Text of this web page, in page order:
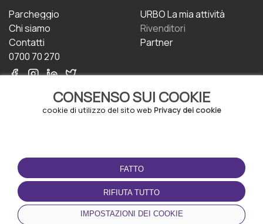
CONSENSO SUI COOKIE
cookie di utilizzo del sito web Privacy dei cookie
FATTO
RIFIUTA TUTTO
IMPOSTAZIONI DEI COOKIE
Parcheggio
Chi siamo
Contatti
0700 70 270
URBO La mia attività
Rivenditori
Partner
CONDIZIONI D'USO
Termini e Condizioni
Politica sulla riservatezza
Gestione dei Cookie
SCARICA L'APP